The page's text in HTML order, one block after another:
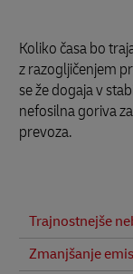
Koliko časa bo
z razogljičenjem
se že dogaja v
nefosilna goriva
prevoza.
Trajnostnejše
Zmanjšanje